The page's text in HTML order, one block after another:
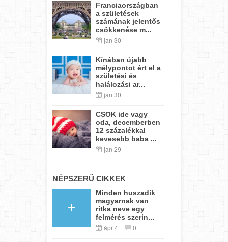
Franciaországban
a születések
számának jelentős
csökkenése m...
jan 30
Kínában újabb
mélypontot ért el a
születési és
halálozási ar...
jan 30
CSOK ide vagy
oda, decemberben
12 százalékkal
kevesebb baba ...
jan 29
NÉPSZERŰ CIKKEK
Minden huszadik
magyarnak van
ritka neve egy
felmérés szerin...
ápr 4 0